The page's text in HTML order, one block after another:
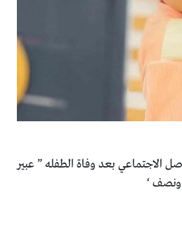
الاجتماعي بعد وفاة الطفله ” عبير
ونصف ‘